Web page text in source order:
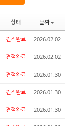
상태 날짜
견적완료 2026.02.02
견적완료 2026.02.02
견적완료 2026.01.30
견적완료 2026.01.30
견적완료 2026.01.30